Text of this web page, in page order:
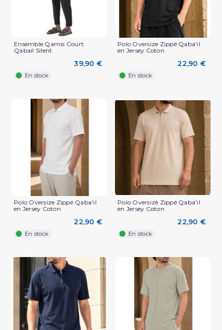
(3 avis)
Ensemble Qamis Court
Qabail Silent
39,90 €
En stock
Polo Oversize Zippé Qaba'il
en Jersey Coton
22,90 €
En stock
Polo Oversize Zippé Qaba'il
en Jersey Coton
22,90 €
En stock
Polo Oversize Zippé Qaba'il
en Jersey Coton
22,90 €
En stock